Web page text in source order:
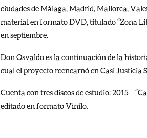
ciudades de Málaga, Madrid, Mallorca,
material en formato DVD, titulado “Zona
en septiembre.
Don Osvaldo es la continuación de la
cual el proyecto reencarnó en Casi Justicia
Cuenta con tres discos de estudio: 2015 –
editado en formato Vinilo.